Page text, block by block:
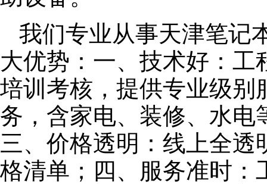
我们专业从事天津笔记
大优势：一、技术好：
培训考核，提供专业级别
务，含家电、装修、水电
三、价格透明：线上全
格清单；四、服务准时：